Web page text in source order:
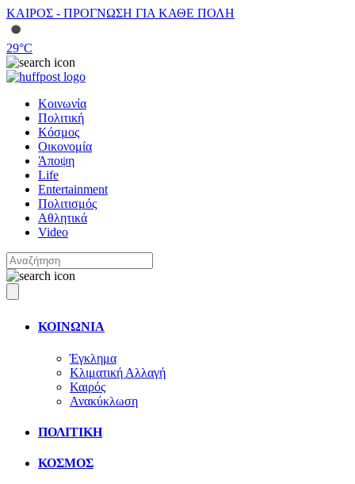
ΚΑΙΡΟΣ - ΠΡΟΓΝΩΣΗ ΓΙΑ ΚΑΘΕ ΠΟΛΗ
29°C
Κοινωνία
Πολιτική
Κόσμος
Οικονομία
Άποψη
Life
Entertainment
Πολιτισμός
Αθλητικά
Video
ΚΟΙΝΩΝΙΑ
Έγκλημα
Κλιματική Αλλαγή
Καιρός
Ανακύκλωση
ΠΟΛΙΤΙΚΗ
ΚΟΣΜΟΣ